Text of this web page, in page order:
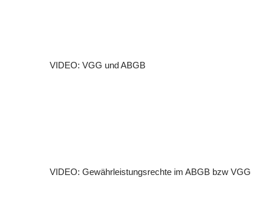
VIDEO: VGG und ABGB
VIDEO: Gewährleistungsrechte im ABGB bzw VGG